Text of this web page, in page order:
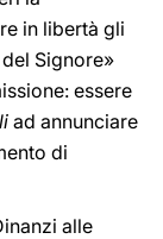
in libertà gli
Signore»
essere
ad annunciare
di
alle